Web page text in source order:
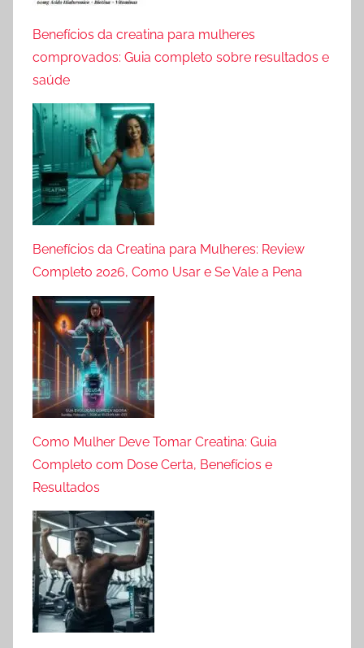
Benefícios da creatina para mulheres
comprovados: Guia completo sobre resultados e
saúde
Benefícios da Creatina para Mulheres: Review
Completo 2026, Como Usar e Se Vale a Pena
Como Mulher Deve Tomar Creatina: Guia
Completo com Dose Certa, Benefícios e
Resultados